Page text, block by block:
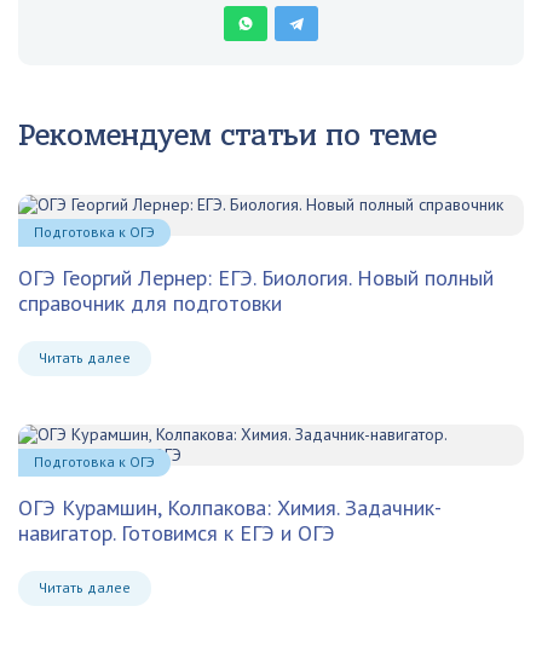
Рекомендуем статьи по теме
ОГЭ Георгий Лернер: ЕГЭ. Биология. Новый полный
справочник для подготовки
Читать далее
Подготовка к ОГЭ
ОГЭ Курамшин, Колпакова: Химия. Задачник-
навигатор. Готовимся к ЕГЭ и ОГЭ
Читать далее
Подготовка к ОГЭ